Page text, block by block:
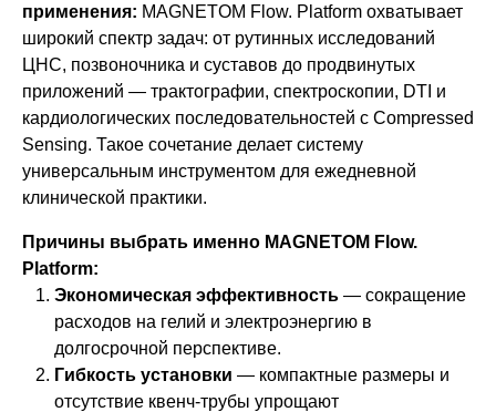
применения: MAGNETOM Flow. Platform охватывает
широкий спектр задач: от рутинных исследований
ЦНС, позвоночника и суставов до продвинутых
приложений — трактографии, спектроскопии, DTI и
кардиологических последовательностей с Compressed
Sensing. Такое сочетание делает систему
универсальным инструментом для ежедневной
клинической практики.
Причины выбрать именно MAGNETOM Flow.
Platform:
Экономическая эффективность— сокращение
расходов на гелий и электроэнергию в
долгосрочной перспективе.
Гибкость установки — компактные размеры и
отсутствие квенч-трубы упрощают